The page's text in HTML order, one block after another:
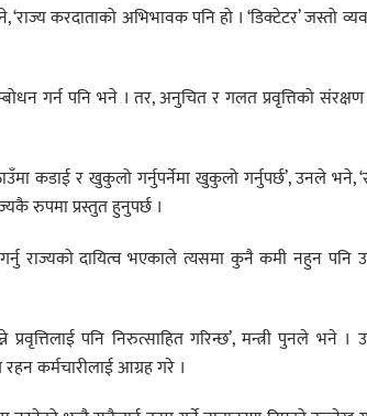
करदाताको अभिभावक पनि हो । ‘डिक्टेटर’ जस्तो
गर्न पनि भने । तर, अनुचित र गलत प्रवृत्तिको संरक्षण
कडाई र खुकुलो गर्नुपर्नेमा खुकुलो गर्नुपर्छ’, उनले भने,
रुपमा प्रस्तुत हुनुपर्छ ।
राज्यको दायित्व भएकाले त्यसमा कुनै कमी नहुन पनि
पनि निरुत्साहित गरिन्छ’, मन्त्री पुनले भने ।
कर्मचारीलाई आग्रह गरे ।